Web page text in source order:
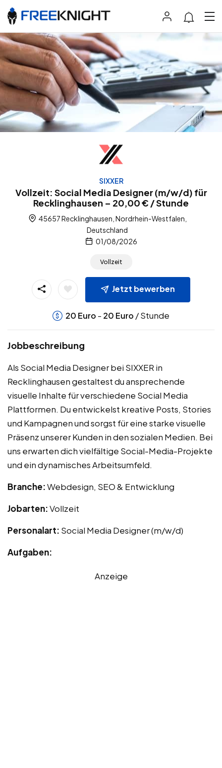
SIXXER
Vollzeit: Social Media Designer (m/w/d) für
Recklinghausen – 20,00 € / Stunde
45657 Recklinghausen, Nordrhein-Westfalen,
Deutschland
01/08/2026
Vollzeit
Jetzt bewerben
20 Euro - 20 Euro / Stunde
Jobbeschreibung
Als Social Media Designer bei SIXXER in
Recklinghausen gestaltest du ansprechende
visuelle Inhalte für verschiedene Social Media
Plattformen. Du entwickelst kreative Posts, Stories
und Kampagnen und sorgst für eine starke visuelle
Präsenz unserer Kunden in den sozialen Medien. Bei
uns erwarten dich vielfältige Social-Media-Projekte
und ein dynamisches Arbeitsumfeld.
Branche:Webdesign, SEO & Entwicklung
Jobarten:Vollzeit
Personalart: Social Media Designer (m/w/d)
Aufgaben:
Anzeige